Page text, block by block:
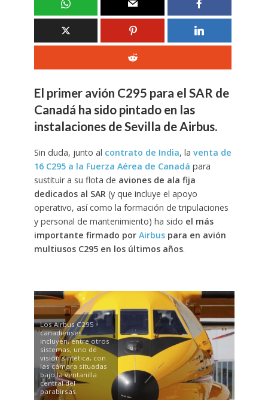
El primer avión C295 para el SAR de
Canadá ha sido pintado en las
instalaciones de Sevilla de Airbus.
Sin duda, junto al contrato de India, la venta de
16 C295 a la Fuerza Aérea de Canadá para
sustituir a su flota de aviones de ala fija
dedicados al SAR(y que incluye el apoyo
operativo, así como la formación de tripulaciones
y personal de mantenimiento) ha sido el más
importante firmado por Airbuspara en avión
multiusos C295 en los últimos años.
Los Airbus C295
canadienses
incluyen, entre otros
sistemas, uno de
visión sintética, con
las cámara situadas
bajo la ventanilla
central del
parabirsas.